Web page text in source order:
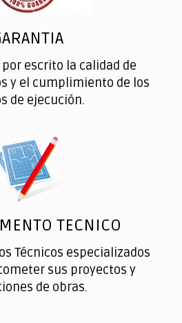
escrito la calidad de
y el cumplimiento de los
de ejecución.
TECNICO
Técnicos especializados
sus proyectos y
de obras.